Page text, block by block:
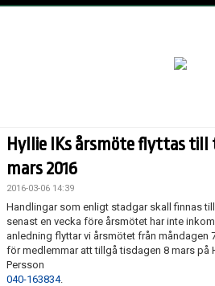
OM HYLLIE IK
KIOSKEN
SPONSORER
Hyllie IKs årsmöte flyttas till
mars 2016
2016-03-06 14:39
Handlingar som enligt stadgar skall finnas
senast en vecka före årsmötet har inte
anledning flyttar vi årsmötet från måndagen
för medlemmar att tillgå tisdagen 8 mars på
Persson
040-163834.